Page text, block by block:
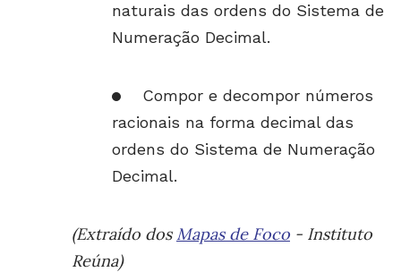
naturais das ordens do Sistema de
Numeração Decimal.
Compor e decompor números
racionais na forma decimal das
ordens do Sistema de Numeração
Decimal.
(Extraído dos Mapas de Foco - Instituto
Reúna)